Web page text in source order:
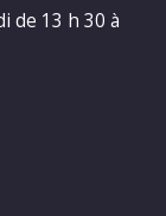
de 13 h 30 à